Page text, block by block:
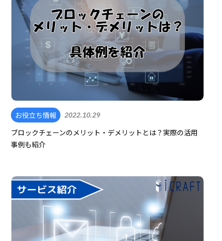
お役立ち情報 2022.10.29
ブロックチェーンのメリット・デメリットとは？実際の活用
事例も紹介